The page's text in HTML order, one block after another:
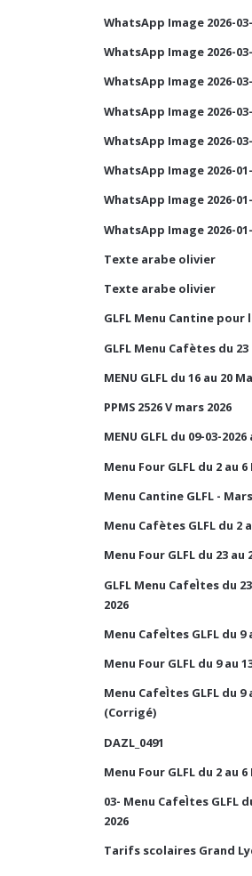
WhatsApp Image 2026-
WhatsApp Image 2026-
WhatsApp Image 2026-
WhatsApp Image 2026-
WhatsApp Image 2026-
WhatsApp Image 2026-
WhatsApp Image 2026-
WhatsApp Image 2026-
Texte arabe olivier
Texte arabe olivier
GLFL Menu Cantine pour
GLFL Menu Cafètes du 23
MENU GLFL du 16 au 20
PPMS 2526 V mars 2026
MENU GLFL du 09-03-2026
Menu Four GLFL du 2 au 6
Menu Cantine GLFL -
Menu Cafètes GLFL du 2
Menu Four GLFL du 23 au
GLFL Menu CafeÌtes du
2026
Menu CafeÌtes GLFL du 9
Menu Four GLFL du 9 au
Menu CafeÌtes GLFL du 9
(Corrigé)
DAZL_0491
Menu Four GLFL du 2 au
03- Menu CafeÌtes GLFL
2026
Tarifs scolaires Grand